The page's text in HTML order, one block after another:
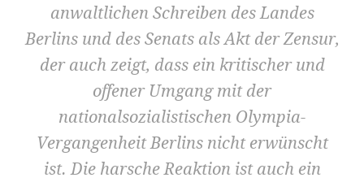
anwaltlichen Schreiben des Landes
Berlins und des Senats als Akt der Zensur,
der auch zeigt, dass ein kritischer und
offener Umgang mit der
nationalsozialistischen Olympia-
Vergangenheit Berlins nicht erwünscht
ist. Die harsche Reaktion ist auch ein